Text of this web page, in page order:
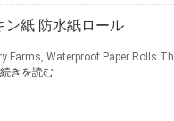
ン紙 防水紙ロール
Farms, Waterproof Paper Rolls
続きを読む